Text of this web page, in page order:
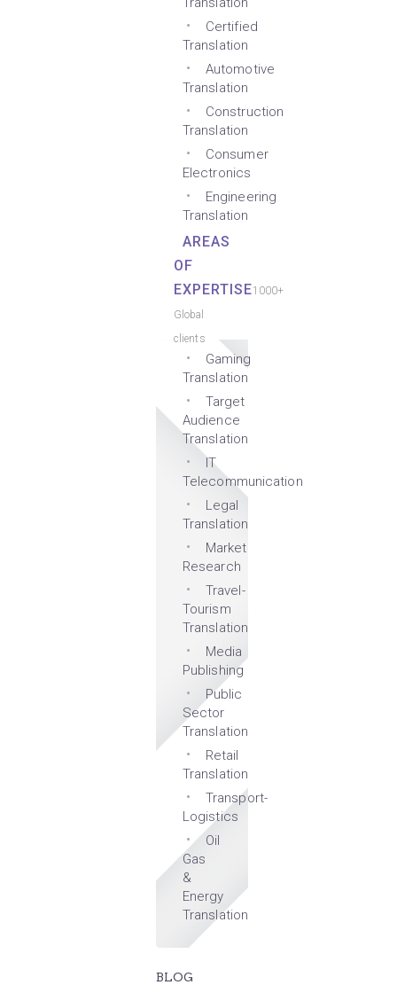
Certified
Translation
Automotive
Translation
Construction
Translation
Consumer
Electronics
Engineering
Translation
AREAS
OF
EXPERTISE1000+
Global
clients
Gaming
Translation
Target
Audience
Translation
IT
Telecommunication
Legal
Translation
Market
Research
Travel-
Tourism
Translation
Media
Publishing
Public
Sector
Translation
Retail
Translation
Transport-
Logistics
Oil
Gas
&
Energy
Translation
BLOG